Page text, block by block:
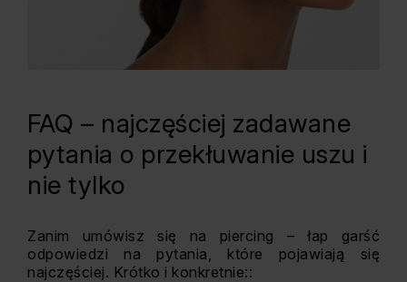
FAQ – najczęściej zadawane
pytania o przekłuwanie uszu i
nie tylko
Zanim umówisz się na piercing – łap garść
odpowiedzi na pytania, które pojawiają się
najczęściej. Krótko i konkretnie::